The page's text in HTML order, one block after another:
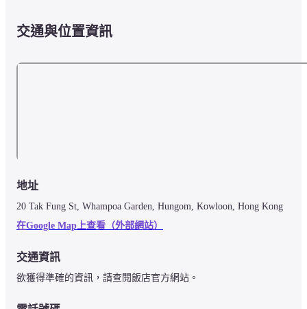
交通與位置資訊
地址
20 Tak Fung St, Whampoa Garden, Hungom, Kowloon, Hong Kong
在Google Map上查看（外部網站）
交通資訊
欲獲得準確的資訊，請查閱飯店官方網站。